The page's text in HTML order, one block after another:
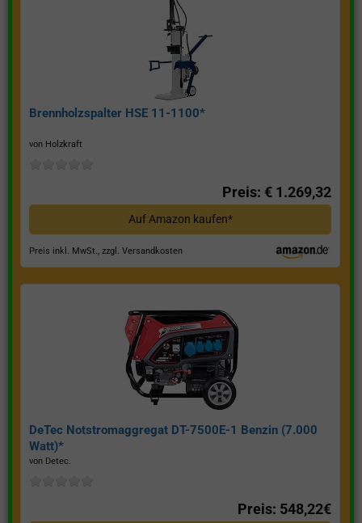
Brennholzspalter HSE 11-1100*
von Holzkraft
Preis: € 1.269,32
Auf Amazon kaufen*
Preis inkl. MwSt., zzgl. Versandkosten
DeTec Notstromaggregat DT-7500E-1 Benzin (7.000
Watt)*
von Detec.
Preis: 548,22€